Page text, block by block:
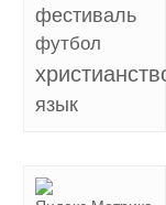
фестиваль
футбол
язык